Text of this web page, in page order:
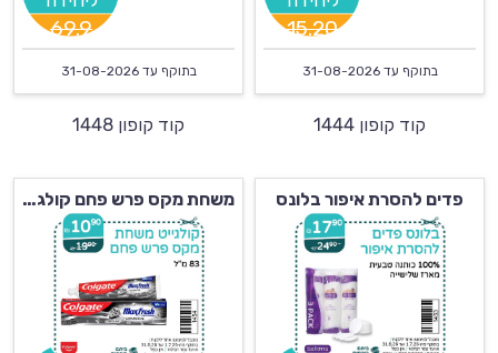
15.20
בתוקף עד31-08-2026
קוד קופון 1444
69.9
בתוקף עד31-08-2026
קוד קופון 1448
פדים להסרת איפור בלונס משחת מקס פרש פחם קולגייט